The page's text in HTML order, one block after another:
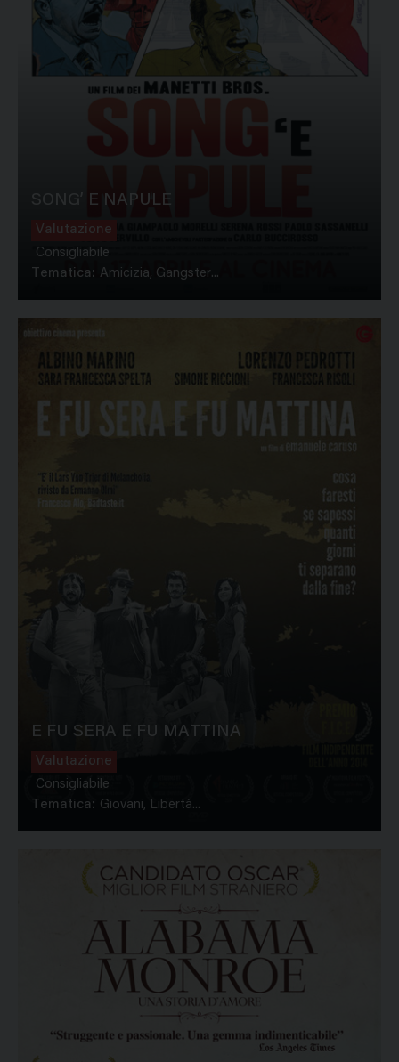
SONG’ E NAPULE
Valutazione
Consigliabile
Tematica: Amicizia, Gangster...
E FU SERA E FU MATTINA
Valutazione
Consigliabile
Tematica: Giovani, Libertà...